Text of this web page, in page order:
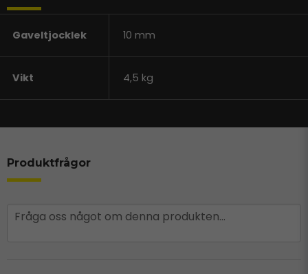
Gaveltjocklek 10 mm
Vikt 4,5 kg
Produktfrågor
question
Fråga oss något om denna produkten...